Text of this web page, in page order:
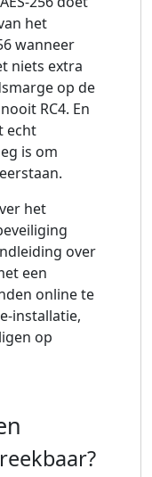
het
wanneer
niets extra
op de
RC4. En
echt
is om
het
over
een
online te
installatie,
op